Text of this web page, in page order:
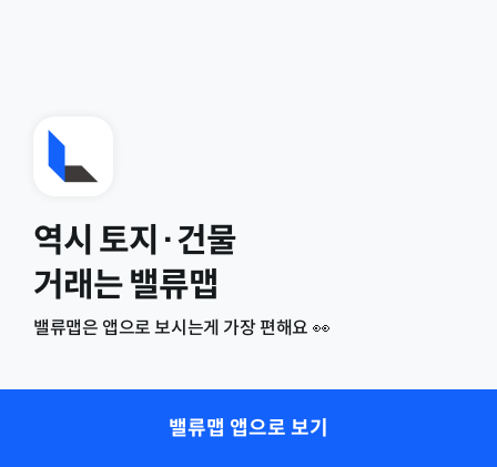
역시 토지·건물
거래는 밸류맵
밸류맵은 앱으로 보시는게 가장 편해요 👀
밸류맵 앱으로 보기